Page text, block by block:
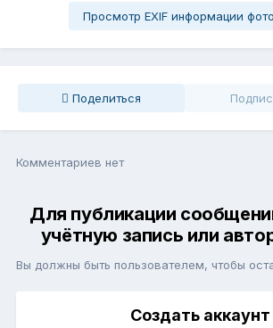
Просмотр EXIF информации
Поделиться
Комментариев нет
Для публикации
учётную запись или
Вы должны быть пользователем, чтобы
Создать аккаунт